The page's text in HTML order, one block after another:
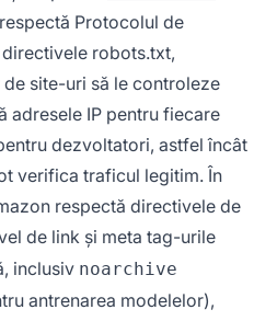
Protocolul de
robots.txt,
site-uri să le controleze
adresele IP pentru fiecare
dezvoltatori, astfel încât
verifica traficul legitim. În
respectă directivele de
de link și meta tag-urile
inclusiv noarchive
antrenarea modelelor),